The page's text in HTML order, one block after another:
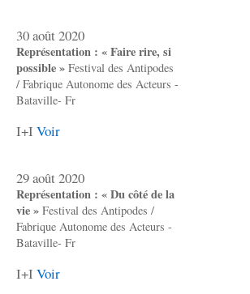
30 août 2020
Représentation : « Faire rire, si
possible » Festival des Antipodes
/ Fabrique Autonome des Acteurs -
Bataville- Fr
I+I Voir
29 août 2020
Représentation : « Du côté de la
vie » Festival des Antipodes /
Fabrique Autonome des Acteurs -
Bataville- Fr
I+I Voir